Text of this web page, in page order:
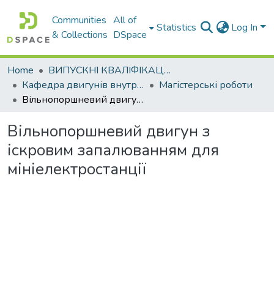
Communities
& Collections
All of
DSpace
Statistics Log In
Home
ВИПУСКНІ КВАЛІФІКАЦІЙНІ РОБОТИ
Кафедра двигунів внутрішнього згоряння
Магістерські роботи
Вільнопоршневий двигун з іскровим запалюванням для мініелектростанції
Вільнопоршневий двигун з
іскровим запалюванням для
мініелектростанції